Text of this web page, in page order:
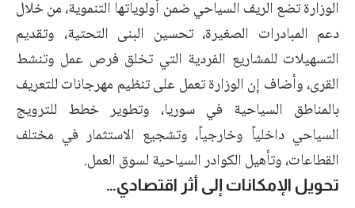
الوزارة تضع الريف السياحي ضمن أولوياتها التنموية، من خلال
دعم المبادرات الصغيرة، تحسين البنى التحتية، وتقديم
التسهيلات للمشاريع الفردية التي تخلق فرص عمل وتنشط
القرى، وأضاف إن الوزارة تعمل على تنظيم مهرجانات للتعريف
بالمناطق السياحية في سوريا، وتطوير خطط للترويج
السياحي داخلياً وخارجياً، وتشجيع الاستثمار في مختلف
القطاعات، وتأهيل الكوادر السياحية لسوق العمل.
تحويل الإمكانات إلى أثر اقتصادي…